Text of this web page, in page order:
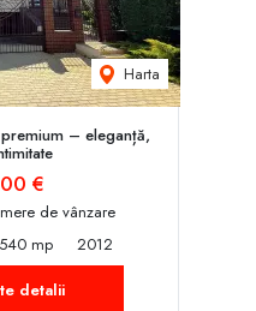
Harta
– eleganță,
€
de vânzare
540 mp
2012
detalii